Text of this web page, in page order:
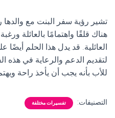
تشير رؤية سفر البنت مع
هناك قلقًا واهتمامًا بالعائلة
العائلية. قد يدل هذا الحلم أيضًا
لتقديم الدعم والرعاية في هذه
للأب بأنه يجب أن يأخذ راحة
التصنيفات: تفسيرات مختلفة